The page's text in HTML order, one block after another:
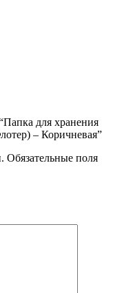
для хранения
– Коричневая”
Обязательные поля